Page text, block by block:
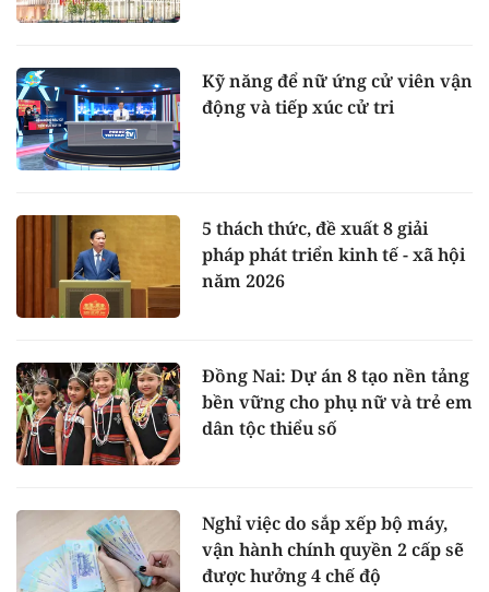
Kỹ năng để nữ ứng cử viên vận
động và tiếp xúc cử tri
5 thách thức, đề xuất 8 giải
pháp phát triển kinh tế - xã hội
năm 2026
Đồng Nai: Dự án 8 tạo nền tảng
bền vững cho phụ nữ và trẻ em
dân tộc thiểu số
Nghỉ việc do sắp xếp bộ máy,
vận hành chính quyền 2 cấp sẽ
được hưởng 4 chế độ